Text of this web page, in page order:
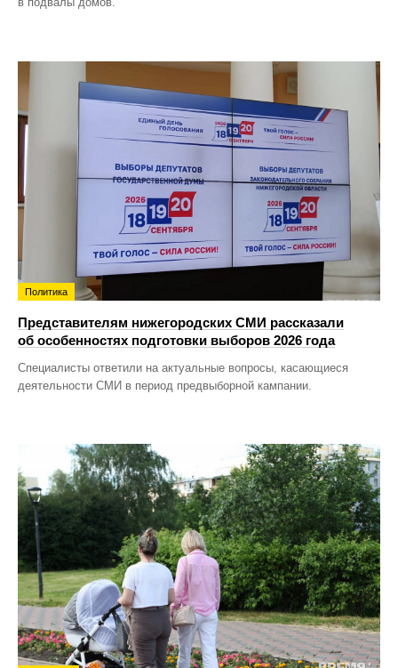
Политика
Представителям нижегородских СМИ рассказали
об особенностях подготовки выборов 2026 года
Специалисты ответили на актуальные вопросы, касающиеся
деятельности СМИ в период предвыборной кампании.